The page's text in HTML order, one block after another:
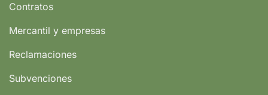
Contratos
Mercantil y empresas
Reclamaciones
Subvenciones